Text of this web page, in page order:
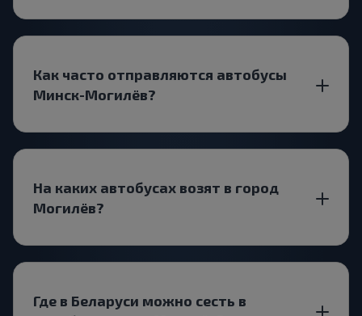
Как часто отправляются автобусы
Минск-Могилёв?
На каких автобусах возят в город
Могилёв?
Где в Беларуси можно сесть в